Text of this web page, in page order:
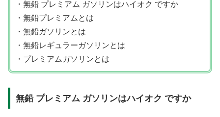
・無鉛 プレミアム ガソリンはハイオク ですか
・無鉛プレミアムとは
・無鉛ガソリンとは
・無鉛レギュラーガソリンとは
・プレミアムガソリンとは
無鉛 プレミアム ガソリンはハイオク ですか